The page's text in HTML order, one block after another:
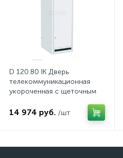
D 120.80 IK Дверь
телекоммуникационная
укороченная с щеточным
14 974 руб. /шт